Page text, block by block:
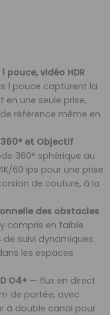
pouce, vidéo HDR
1 pouce capturent la
en une seule prise,
référence même en
et Objectif
360° sphérique au
60 ips pour une prise
de couture, à la
des obstacles
compris en faible
suivi dynamiques
les espaces
O4+ — flux en direct
de portée, avec
à double canal pour